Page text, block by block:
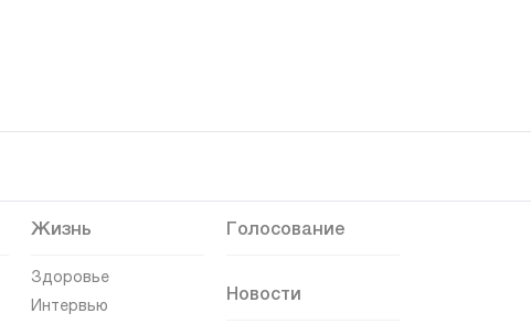
Жизнь
Здоровье
Интервью
Голосование
Новости